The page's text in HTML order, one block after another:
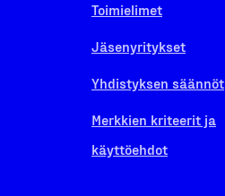
Toimielimet
Jäsenyritykset
Yhdistyksen säännöt
Merkkien kriteerit ja
käyttöehdot